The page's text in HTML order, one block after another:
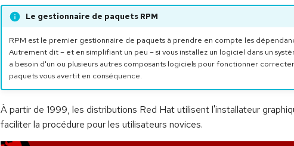
Le gestionnaire de paquets RPM
RPM est le premier gestionnaire de paquets à prendre en compte les
Autrement dit – et en simplifiant un peu – si vous installez un logiciel dans un
a besoin d'un ou plusieurs autres composants logiciels pour fonctionner
paquets vous avertit en conséquence.
À partir de 1999, les distributions Red Hat utilisent l'installateur
faciliter la procédure pour les utilisateurs novices.